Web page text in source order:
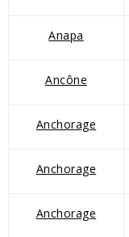
Anapa
Ancône
Anchorage
Anchorage
Anchorage